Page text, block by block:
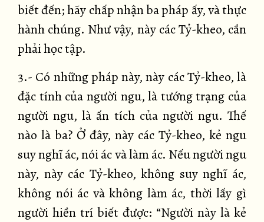
biết đến; hãy chấp nhận ba pháp ấy, và thực
hành chúng. Như vậy, này các Tỷ-kheo, cần
phải học tập.
3.- Có những pháp này, này các Tỷ-kheo, là
đặc tính của người ngu, là tướng trạng của
người ngu, là ấn tích của người ngu. Thế
nào là ba? Ở đây, này các Tỷ-kheo, kẻ ngu
suy nghĩ ác, nói ác và làm ác. Nếu người ngu
này, này các Tỷ-kheo, không suy nghĩ ác,
không nói ác và không làm ác, thời lấy gì
người hiền trí biết được: “Người này là kẻ